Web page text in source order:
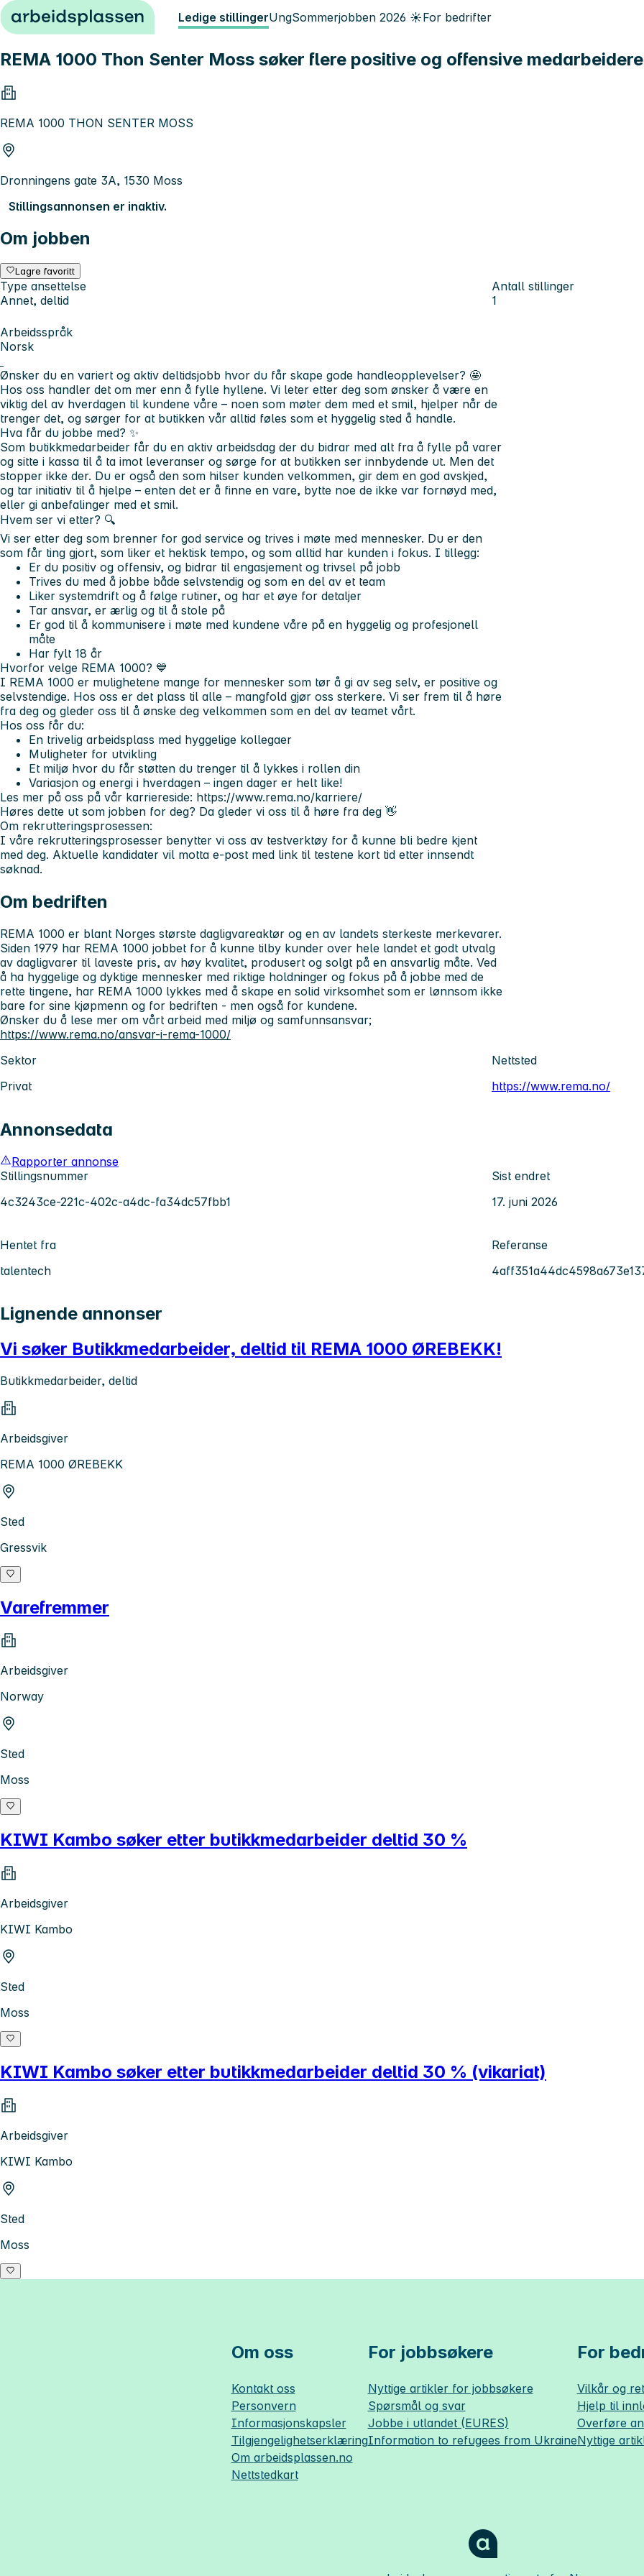
Hopp til innhold Ledige stillingerUngSommerjobben 2026 ☀️For bedrifter
REMA 1000 Thon Senter Moss søker flere positive og offensive medarbeidere
REMA 1000 THON SENTER MOSS
Dronningens gate 3A, 1530 Moss
Stillingsannonsen er inaktiv.
Om jobben
Lagre favoritt
Type ansettelse
Annet, deltid
Antall stillinger
1
Arbeidsspråk
Norsk
Ønsker du en variert og aktiv deltidsjobb hvor du får skape gode handleopplevelser? 🤩
Hos oss handler det om mer enn å fylle hyllene. Vi leter etter deg som ønsker å være en
viktig del av hverdagen til kundene våre – noen som møter dem med et smil, hjelper når de
trenger det, og sørger for at butikken vår alltid føles som et hyggelig sted å handle.
Hva får du jobbe med? ✨
Som butikkmedarbeider får du en aktiv arbeidsdag der du bidrar med alt fra å fylle på varer
og sitte i kassa til å ta imot leveranser og sørge for at butikken ser innbydende ut. Men det
stopper ikke der. Du er også den som hilser kunden velkommen, gir dem en god avskjed,
og tar initiativ til å hjelpe – enten det er å finne en vare, bytte noe de ikke var fornøyd med,
eller gi anbefalinger med et smil.
Hvem ser vi etter? 🔍
Vi ser etter deg som brenner for god service og trives i møte med mennesker. Du er den
som får ting gjort, som liker et hektisk tempo, og som alltid har kunden i fokus. I tillegg:
Er du positiv og offensiv, og bidrar til engasjement og trivsel på jobb
Trives du med å jobbe både selvstendig og som en del av et team
Liker systemdrift og å følge rutiner, og har et øye for detaljer
Tar ansvar, er ærlig og til å stole på
Er god til å kommunisere i møte med kundene våre på en hyggelig og profesjonell
måte
Har fylt 18 år
Hvorfor velge REMA 1000? 💙
I REMA 1000 er mulighetene mange for mennesker som tør å gi av seg selv, er positive og
selvstendige. Hos oss er det plass til alle – mangfold gjør oss sterkere. Vi ser frem til å høre
fra deg og gleder oss til å ønske deg velkommen som en del av teamet vårt.
Hos oss får du:
En trivelig arbeidsplass med hyggelige kollegaer
Muligheter for utvikling
Et miljø hvor du får støtten du trenger til å lykkes i rollen din
Variasjon og energi i hverdagen – ingen dager er helt like!
Les mer på oss på vår karriereside: https://www.rema.no/karriere/
Høres dette ut som jobben for deg? Da gleder vi oss til å høre fra deg 👋
Om rekrutteringsprosessen:
I våre rekrutteringsprosesser benytter vi oss av testverktøy for å kunne bli bedre kjent
med deg. Aktuelle kandidater vil motta e-post med link til testene kort tid etter innsendt
søknad.
Om bedriften
REMA 1000 er blant Norges største dagligvareaktør og en av landets sterkeste merkevarer.
Siden 1979 har REMA 1000 jobbet for å kunne tilby kunder over hele landet et godt utvalg
av dagligvarer til laveste pris, av høy kvalitet, produsert og solgt på en ansvarlig måte. Ved
å ha hyggelige og dyktige mennesker med riktige holdninger og fokus på å jobbe med de
rette tingene, har REMA 1000 lykkes med å skape en solid virksomhet som er lønnsom ikke
bare for sine kjøpmenn og for bedriften - men også for kundene.
Ønsker du å lese mer om vårt arbeid med miljø og samfunnsansvar;
https://www.rema.no/ansvar-i-rema-1000/
Sektor
Privat
Nettsted
https://www.rema.no/
Annonsedata
Rapporter annonse
Stillingsnummer
4c3243ce-221c-402c-a4dc-fa34dc57fbb1
Sist endret
17. juni 2026
Hentet fra
talentech
Referanse
Lignende annonser
Vi søker Butikkmedarbeider, deltid til REMA 1000 ØREBEKK!
Butikkmedarbeider, deltid
Arbeidsgiver
REMA 1000 ØREBEKK
Sted
Gressvik
Varefremmer
Arbeidsgiver
Norway
Sted
Moss
KIWI Kambo søker etter butikkmedarbeider deltid 30 %
Arbeidsgiver
KIWI Kambo
Sted
Moss
KIWI Kambo søker etter butikkmedarbeider deltid 30 % (vikariat)
Arbeidsgiver
KIWI Kambo
Sted
Moss
Om oss
Kontakt oss
Personvern
Informasjonskapsler
Tilgjengelighetserklæring
Om arbeidsplassen.no
Nettstedkart
For jobbsøkere
Nyttige artikler for jobbsøkere
Spørsmål og svar
Jobbe i utlandet (EURES)
Information to refugees from Ukraine
For
Vilkår og
Hjelp til
Overføre
Nyttige